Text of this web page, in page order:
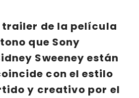
trailer de la película
que Sony
Sweeney están
con el estilo
y creativo por el